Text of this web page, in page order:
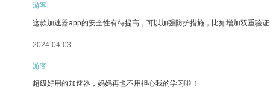
游客
这款加速器app的安全性有待提高，可以加强防护措施，比如增加双重验
2024-04-03
游客
超级好用的加速器，妈妈再也不用担心我的学习啦！